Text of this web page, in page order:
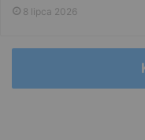
8 lipca 2026